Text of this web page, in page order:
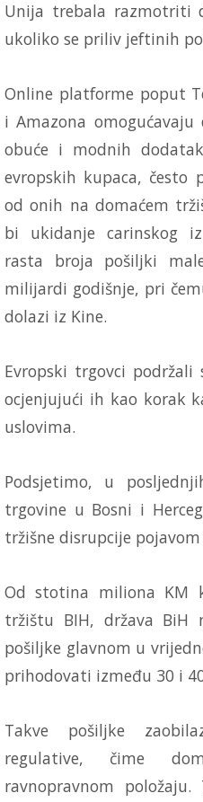
Unija trebala razmotriti
ukoliko se priliv jeftinih
Online platforme poput
i Amazona
obuće i modnih
evropskih kupaca, često
od onih na domaćem
bi ukidanje carinskog
rasta broja pošiljki
milijardi godišnje, pri
dolazi iz Kine.
Evropski trgovci podržali
ocjenjujući ih kao korak
uslovima.
Podsjetimo, u
trgovine u Bosni i
tržišne disrupcije
Od stotina miliona KM
tržištu BIH, država BiH
pošiljke glavnom u
prihodovati između 30 i
Takve pošiljke
regulative, čime
ravnopravnom položaju.